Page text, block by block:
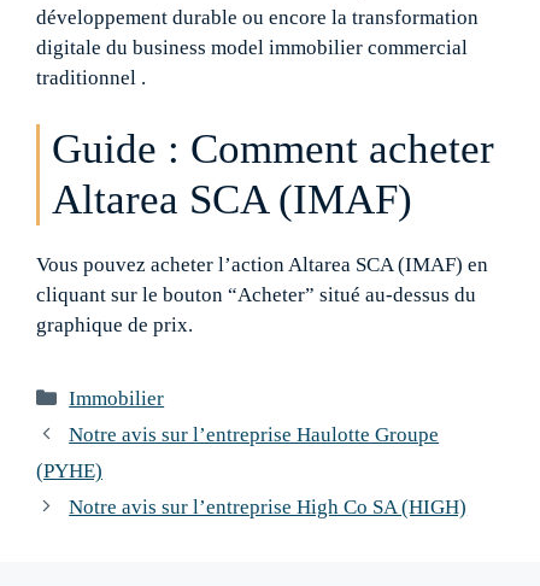
développement durable ou encore la transformation
digitale du business model immobilier commercial
traditionnel .
Guide : Comment acheter
Altarea SCA (IMAF)
Vous pouvez acheter l’action Altarea SCA (IMAF) en
cliquant sur le bouton “Acheter” situé au-dessus du
graphique de prix.
Catégories
Immobilier
Navigation
des
Notre avis sur l’entreprise Haulotte Groupe
(PYHE)
Notre avis sur l’entreprise High Co SA (HIGH)